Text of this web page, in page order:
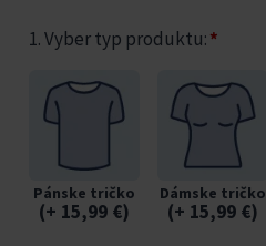
1. Vyber typ produktu:*
Pánske tričko
(+ 15,99 €)
Dámske tričko
(+ 15,99 €)